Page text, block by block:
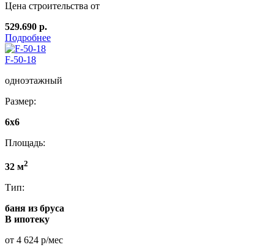
Цена строительства от
529.690 р.
Подробнее
F-50-18
одноэтажный
Размер:
6x6
Площадь:
32 м2
Тип:
баня из бруса
В ипотеку
от 4 624 р/мес